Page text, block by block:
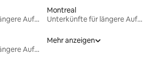
Unterkünfte für längere Aufenthalte
Montreal
Unterkünfte für längere Aufenthalte
Unterkünfte für längere Aufenthalte
Mehr anzeigen